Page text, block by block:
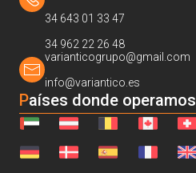
34 643 01 33 47
34 962 22 26 48
varianticogrupo@gmail.com
info@variantico.es
Países donde operamos